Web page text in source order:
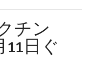
チン
日ぐ